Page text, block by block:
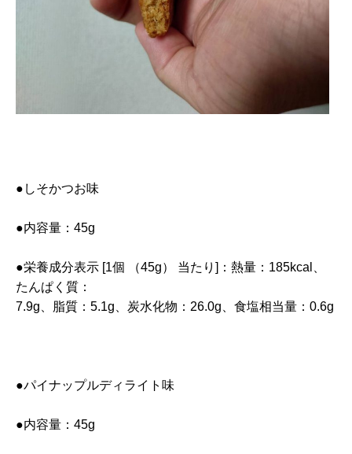
●しそかつお味
●内容量：45g
●栄養成分表示 [1個 （45g） 当たり]：熱量：185kcal、
たんぱく質：
7.9g、脂質：5.1g、炭水化物：26.0g、食塩相当量：0.6g
●パイナップルディライト味
●内容量：45g